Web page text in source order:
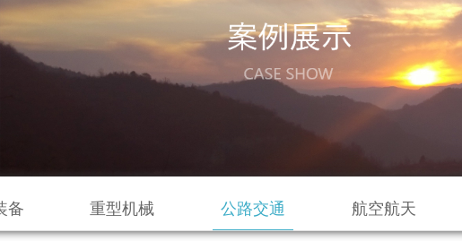
备 重型机械 公路交通 航空航天